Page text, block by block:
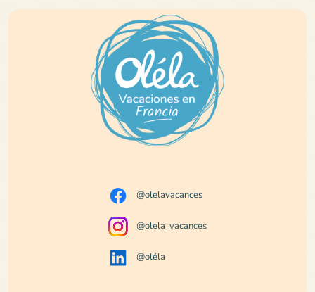
@olelavacances
@olela_vacances
@oléla